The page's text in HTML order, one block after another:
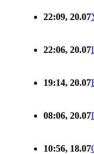
22:09, 20.07
22:06, 20.07
19:14, 20.07
08:06, 20.07
10:56, 18.07